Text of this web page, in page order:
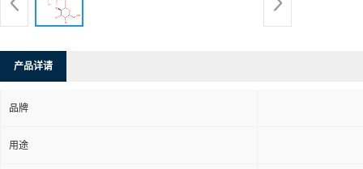
产品详请
品牌
用途